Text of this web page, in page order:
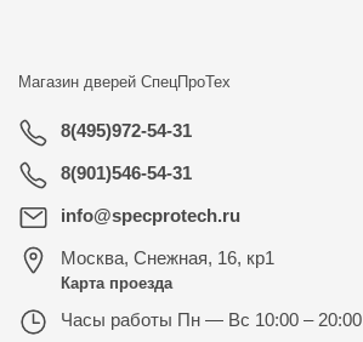
Магазин дверей СпецПроТех
8(495)972-54-31
8(901)546-54-31
info@specprotech.ru
Москва, Снежная, 16, кр1
Карта проезда
Часы работы Пн — Вс 10:00 – 20:00